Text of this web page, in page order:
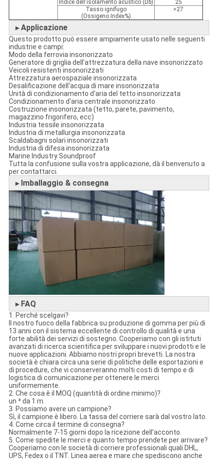
Indice dell'isolamento acustico (Db)
25
Tasso ignifugo
(Ossigeno Index%)
>27
►Applicazione
Questo prodotto può essere ampiamente usato nelle seguenti
industrie e campi:
Modo della ferrovia insonorizzato
Generatore di griglia dell'attrezzatura della nave insonorizzato
Veicoli resistenti insonorizzati
Attrezzatura aerospaziale insonorizzata
Desalificazione dell'acqua di mare insonorizzata
Unità di condizionamento d'aria del tetto insonorizzata
Condizionamento d'aria centrale insonorizzato
Costruzione insonorizzata (tetto, parete, pavimento,
magazzino frigorifero, ecc)
Industria tessile insonorizzata
Industria di metallurgia insonorizzata
Scaldabagni solari insonorizzati
Industria di difesa insonorizzata
Marine Industry Soundproof
Tutta la confusione sulla vostra applicazione, dà il benvenuto a
per contattarci.
► Imballaggio & consegna
► FAQ
1. Perché scelgavi?
Il nostro fuoco della fabbrica su produzione di gomma per più di
13 anni con il sistema eccellente di controllo di qualità e una
forte abilità dei servizi di sostegno. Cooperiamo con gli istituti
avanzati di ricerca scientifica per sviluppare i nuovi prodotti e le
nuove applicazioni. Abbiamo nostri propri brevetti. La nostra
società è chiara circa una serie di politiche delle esportazioni e
di procedure, che vi conserveranno molti costi di tempo e di
logistica di comunicazione per ottenere le merci
uniformemente.
2. Che cosa è il MOQ (quantità di ordine minimo)?
un ³ da 1 m.
3. Possiamo avere un campione?
Sì, il campione è libero. La tassa del corriere sarà dal vostro lato.
4. Come circa il termine di consegna?
Normalmente 7-15 giorni dopo la ricezione dell'acconto.
5. Come spedite le merci e quanto tempo prendete per arrivare?
Cooperiamo con le società di corriere professionali quali DHL,
UPS, Fedex o il TNT. Linea aerea e mare che spediscono anche